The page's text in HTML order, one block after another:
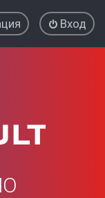
Вход